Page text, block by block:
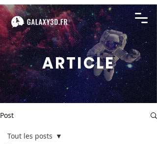
ARTICLE
Post
Tout les posts